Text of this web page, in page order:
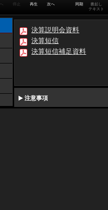
停止 再生 次へ 同期
書起し
テキスト
決算説明会資料
決算短信
決算短信補足資料
注意事項